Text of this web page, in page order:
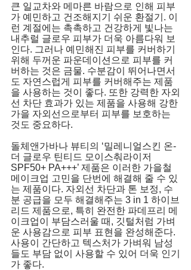
큰 일교차와 메마른 바람으로 인해 피부
가 예민하고 건조해지기 쉬운 환절기. 이
런 계절에는 촉촉하고 건강하게 빛나는
내추럴 글로우 피부가 더욱 아름다워 보
인다. 그러나 예민해진 피부를 커버하기
위해 두꺼운 파운데이션으로 피부를 커
버하는 것은 금물. 수분감이 뛰어나면서
도 자연스럽게 피부를 커버해주는 제품
을 사용하는 것이 좋다. 또한 강력한 자외
선 차단 효과가 있는 제품을 사용해 강한
가을 자외선으로부터 피부를 보호하는
것도 중요하다.
돌체앤가바나 뷰티의 ‘밀레니얼스킨 온-
더 글로우 틴티드 모이스춰라이저
SPF50+ PA+++’ 제품은 이러한 가을철
메이크업 고민을 단번에 해결해 줄 수 있
는 제품이다. 자외선 차단과 톤 보정, 수
분 공급을 모두 해결해주는 3 in 1 하이브
리드 제품으로, 특히 완전한 파데프리 메
이크업이 부담스러울 때, 깃털처럼 가벼
운 사용감으로 피부 표현을 완성해준다.
사용이 간단하고 텍스처가 가벼워 남성
들도 부담 없이 사용할 수 있어 더욱 인기
가 좋다.